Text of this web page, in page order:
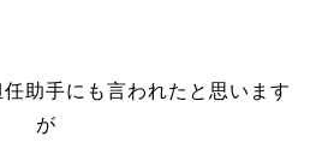
助手にも言われたと思います
が